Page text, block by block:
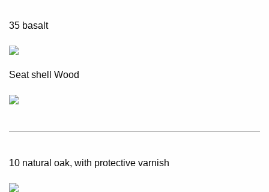
35 basalt
Seat shell Wood
10 natural oak, with protective varnish